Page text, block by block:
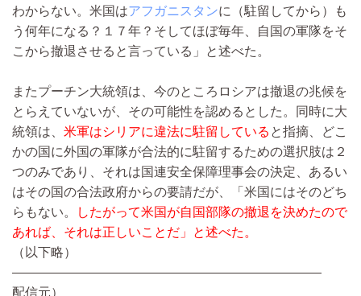
わからない。米国はアフガニスタンに（駐留してから）も
う何年になる？１７年？そしてほぼ毎年、自国の軍隊をそ
こから撤退させると言っている」と述べた。
またプーチン大統領は、今のところロシアは撤退の兆候を
とらえていないが、その可能性を認めるとした。同時に大
統領は、 米軍はシリアに違法に駐留している と指摘、どこ
かの国に外国の軍隊が合法的に駐留するための選択肢は２
つのみであり、それは国連安全保障理事会の決定、あるい
はその国の合法政府からの要請だが、「米国にはそのどち
らもない。
したがって米国が自国部隊の撤退を決めたので
あれば、それは正しいことだ」と述べた。
（以下略）
————————————————————————
配信元）